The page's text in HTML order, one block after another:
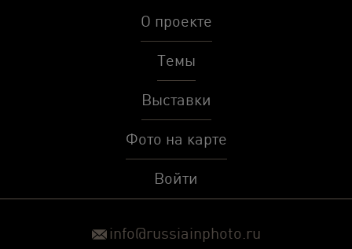
О проекте
Темы
Выставки
Фото на карте
Войти
info@russiainphoto.ru